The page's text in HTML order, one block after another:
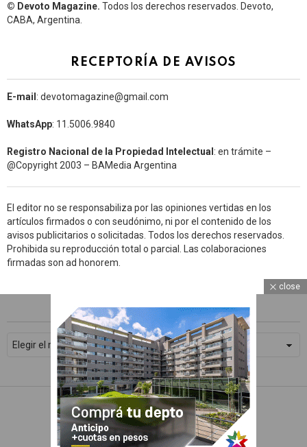
© Devoto Magazine. Todos los derechos reservados. Devoto,
CABA, Argentina.
RECEPTORÍA DE AVISOS
E-mail : devotomagazine@gmail.com
WhatsApp: 11.5006.9840
Registro Nacional de la Propiedad Intelectual : en trámite –
@Copyright 2003 – BAMedia Argentina
El editor no se responsabiliza por las opiniones vertidas en los
artículos firmados o con seudónimo, ni por el contenido de los
avisos publicitarios o solicitadas. Todos los derechos reservados.
Prohibida su reproducción total o parcial. Las colaboraciones
firmadas son ad honorem.
ARCHIVOS
© 2026 Devoto Magazine
Home Contacto Política de Privacidad
WhatsApp
Facebook
Subscribe
close